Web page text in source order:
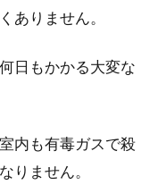
ありません。
日もかかる大変な
内も有毒ガスで殺
りません。